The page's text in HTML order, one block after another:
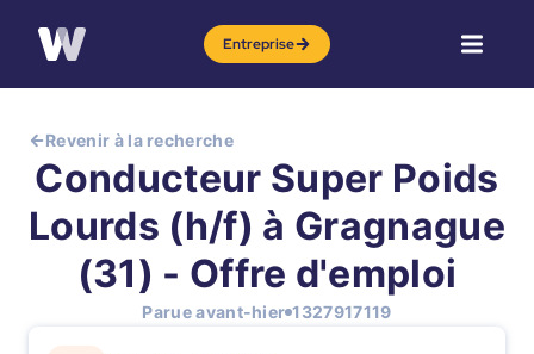
Entreprise
Revenir à la recherche
Conducteur Super Poids
Lourds (h/f) à Gragnague
(31) - Offre d'emploi
Parue avant-hier 1327917119